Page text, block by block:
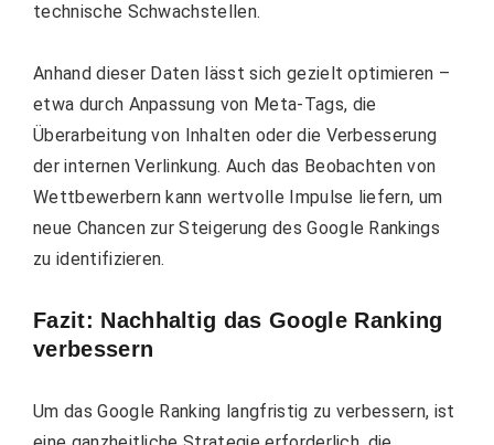
technische Schwachstellen.
Anhand dieser Daten lässt sich gezielt optimieren –
etwa durch Anpassung von Meta-Tags, die
Überarbeitung von Inhalten oder die Verbesserung
der internen Verlinkung. Auch das Beobachten von
Wettbewerbern kann wertvolle Impulse liefern, um
neue Chancen zur Steigerung des Google Rankings
zu identifizieren.
Fazit: Nachhaltig das Google Ranking
verbessern
Um das Google Ranking langfristig zu verbessern, ist